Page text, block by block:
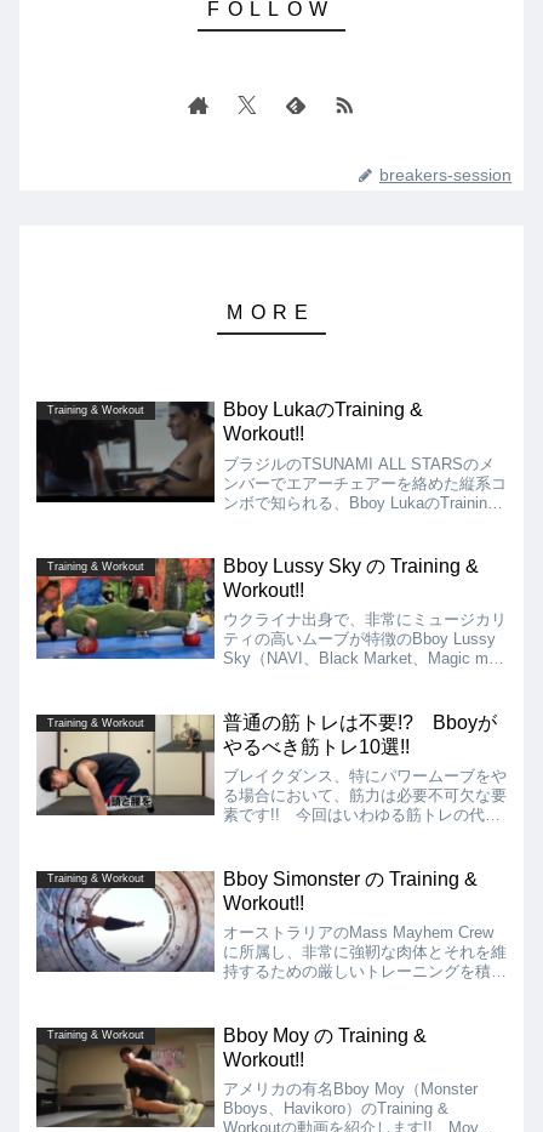
breakers-session
Training & Workout
Bboy LukaのTraining &
Workout!!
ブラジルのTSUNAMI ALL STARSのメ
ンバーでエアーチェアーを絡めた縦系コ
ンボで知られる、Bboy LukaのTraining
すが、凄まじいコンボを繰り出す肉体を
鍛え上げている一端が見られます!!
Training & Workout
Bboy Lussy Sky の Training &
Workout!!
ウクライナ出身で、非常にミュージカリ
ティの高いムーブが特徴のBboy Lussy
Sky（NAVI、Black Market、Magic mad
Training & Workout
普通の筋トレは不要!? Bboyが
やるべき筋トレ10選!!
ブレイクダンス、特にパワームーブをや
る場合において、筋力は必要不可欠な要
素です!! 今回はいわゆる筋トレの代表
ーブの動きに必要な筋肉を効率的に鍛え
ることができる、Bboyがやるべき筋ト
レ10選を教えている動画を紹介します!!
Training & Workout
Bboy Simonster の Training &
Workout!!
オーストラリアのMass Mayhem Crew
に所属し、非常に強靭な肉体とそれを維
持するための厳しいトレーニングを積ん
す!!
Training & Workout
Bboy Moy の Training &
Workout!!
アメリカの有名Bboy Moy（Monster
Bboys、Havikoro）のTraining &
Workoutの動画を紹介します!! Moyの